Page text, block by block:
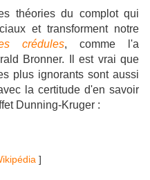
théories du complot qui
et transforment notre
crédules, comme l'a
Bronner. Il est vrai que
plus ignorants sont aussi
la certitude d'en savoir
Dunning-Kruger :
]